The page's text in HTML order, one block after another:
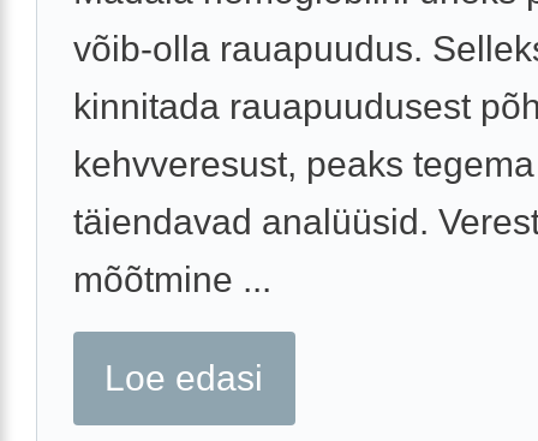
võib-olla rauapuudus.
kinnitada rauapuudusest
kehvveresust, peaks
täiendavad analüüsid.
mõõtmine ...
Loe edasi